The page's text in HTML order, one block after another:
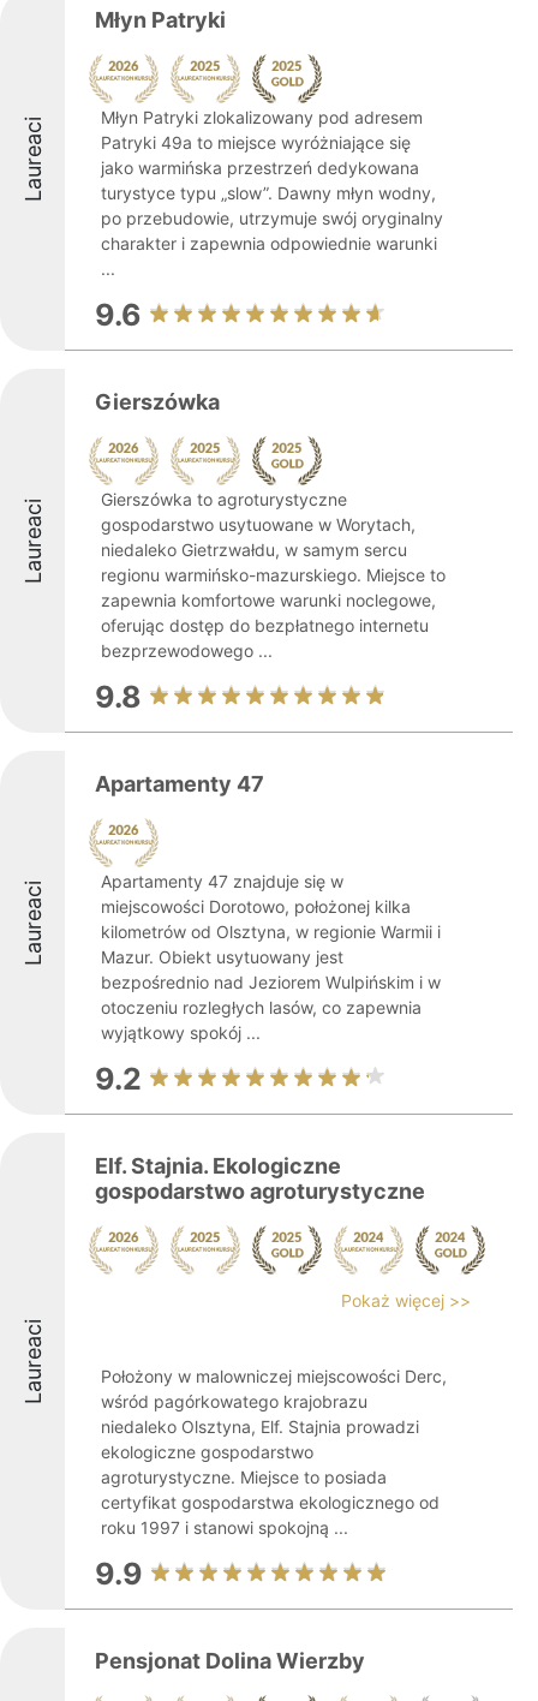
Laureaci
Młyn Patryki
Młyn Patryki zlokalizowany pod adresem
Patryki 49a to miejsce wyróżniające się
jako warmińska przestrzeń dedykowana
turystyce typu „slow”. Dawny młyn wodny,
po przebudowie, utrzymuje swój oryginalny
charakter i zapewnia odpowiednie warunki
...
9.6
Laureaci
Gierszówka
Gierszówka to agroturystyczne
gospodarstwo usytuowane w Worytach,
niedaleko Gietrzwałdu, w samym sercu
regionu warmińsko-mazurskiego. Miejsce to
zapewnia komfortowe warunki noclegowe,
oferując dostęp do bezpłatnego internetu
bezprzewodowego ...
9.8
Laureaci
Apartamenty 47
Apartamenty 47 znajduje się w
miejscowości Dorotowo, położonej kilka
kilometrów od Olsztyna, w regionie Warmii i
Mazur. Obiekt usytuowany jest
bezpośrednio nad Jeziorem Wulpińskim i w
otoczeniu rozległych lasów, co zapewnia
wyjątkowy spokój ...
9.2
Laureaci
Elf. Stajnia. Ekologiczne
gospodarstwo agroturystyczne
Pokaż więcej >>
Położony w malowniczej miejscowości Derc,
wśród pagórkowatego krajobrazu
niedaleko Olsztyna, Elf. Stajnia prowadzi
ekologiczne gospodarstwo
agroturystyczne. Miejsce to posiada
certyfikat gospodarstwa ekologicznego od
roku 1997 i stanowi spokojną ...
9.9
Pensjonat Dolina Wierzby